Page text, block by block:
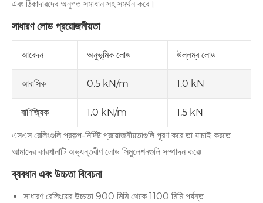
এবং ঠিকাদারদের অনুগত সমাধান সহ সমর্থন করে।
সাধারণ লোড প্রয়োজনীয়তা
আবেদন অনুভূমিক লোড উল্লম্ব লোড
আবাসিক 0.5 kN/m 1.0 kN
বাণিজ্যিক 1.0 kN/m 1.5 kN
এসএস রেলিংগুলি প্রকল্প-নির্দিষ্ট প্রয়োজনীয়তাগুলি পূরণ করে তা যাচাই করতে
আমাদের কারখানাটি অভ্যন্তরীণ লোড সিমুলেশনগুলি সম্পাদন করে৷
ব্যবধান এবং উচ্চতা বিবেচনা
সাধারণ রেলিংয়ের উচ্চতা 900 মিমি থেকে 1100 মিমি পর্যন্ত